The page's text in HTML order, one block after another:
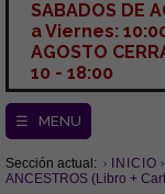
SABADOS DE
a Viernes:
AGOSTO
10 - 18:00
☰ MENU
Sección actual: INICIO
ANCESTROS (Libro +